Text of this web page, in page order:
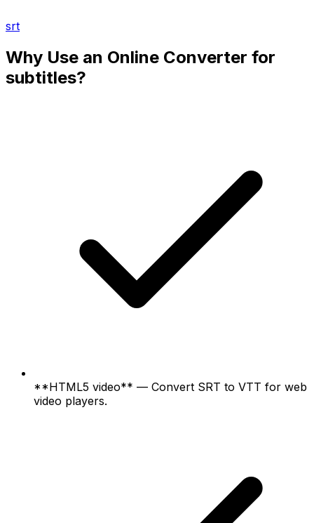
srt
Why Use an Online Converter for
subtitles?
**HTML5 video** — Convert SRT to VTT for web
video players.